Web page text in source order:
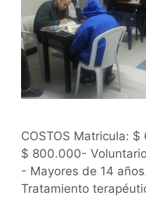
COSTOS Matricula:
$ 800.000-
- Mayores de 14
Tratamiento